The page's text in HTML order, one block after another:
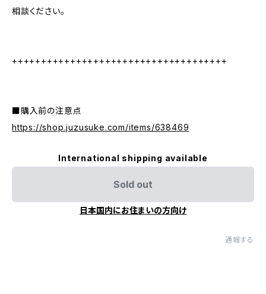
相談ください。
+++++++++++++++++++++++++++++++++++++
■購入前の注意点
https://shop.juzusuke.com/items/638469
International shipping available
Sold out
日本国内にお住まいの方向け
通報する